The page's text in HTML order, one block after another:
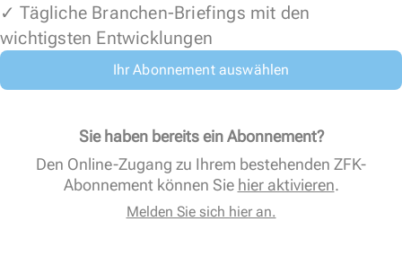
✓ Tägliche Branchen-Briefings mit den
wichtigsten Entwicklungen
Ihr Abonnement auswählen
Sie haben bereits ein Abonnement?
Den Online-Zugang zu Ihrem bestehenden ZFK-
Abonnement können Sie hier aktivieren.
Melden Sie sich hier an.